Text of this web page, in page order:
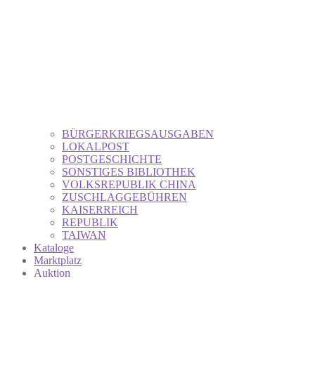
BÜRGERKRIEGSAUSGABEN
LOKALPOST
POSTGESCHICHTE
SONSTIGES BIBLIOTHEK
VOLKSREPUBLIK CHINA
ZUSCHLAGGEBÜHREN
KAISERREICH
REPUBLIK
TAIWAN
Kataloge
Marktplatz
Auktion